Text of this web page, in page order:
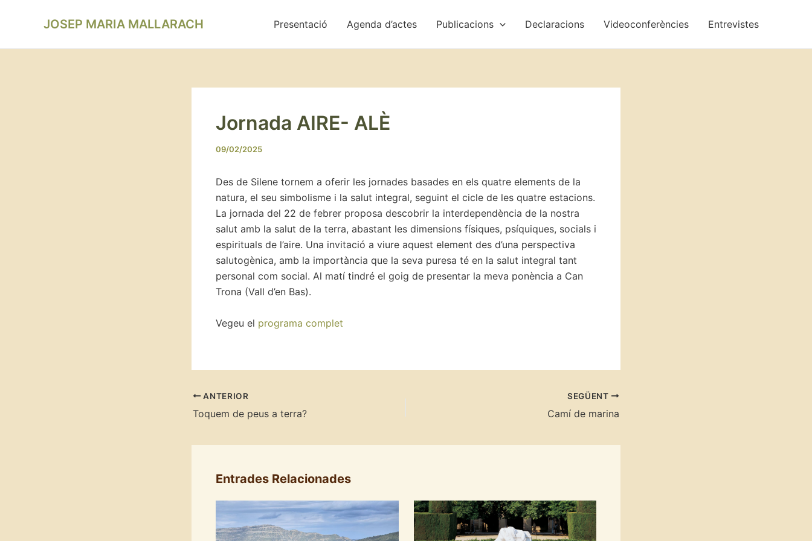
JOSEP MARIA MALLARACH Presentació Agenda d’actes Publicacions Declaracions Videoconferències Entrevistes
Jornada AIRE- ALÈ
09/02/2025
Des de Silene tornem a oferir les jornades basades en els quatre elements de la
natura, el seu simbolisme i la salut integral, seguint el cicle de les quatre estacions.
La jornada del 22 de febrer proposa descobrir la interdependència de la nostra
salut amb la salut de la terra, abastant les dimensions físiques, psíquiques, socials i
espirituals de l’aire. Una invitació a viure aquest element des d’una perspectiva
salutogènica, amb la importància que la seva puresa té en la salut integral tant
personal com social. Al matí tindré el goig de presentar la meva ponència a Can
Trona (Vall d’en Bas).
Vegeu el programa complet
d'entrades
ANTERIOR
Toquem de peus a terra?
SEGÜENT
Camí de marina
Entrades Relacionades